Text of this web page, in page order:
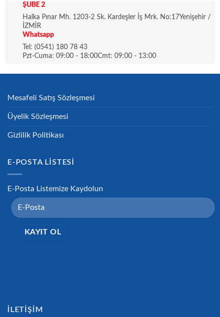
ŞUBE 2
Halka Pınar Mh. 1203-2 Sk. Kardeşler İş Mrk. No:17Yenişehir /
İZMİR
Whatsapp
Tel: (0541) 180 78 43
Pzt-Cuma: 09:00 - 18:00Cmt: 09:00 - 13:00
Mesafeli Satış Sözleşmesi
Üyelik Sözleşmesi
Gizlilik Politikası
E-POSTA LISTESI
E-Posta Listemize Kaydolun
İLETIŞIM